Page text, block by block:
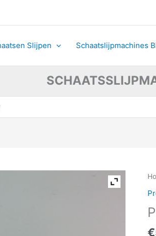
Slijpen Schaatslijpmachines
€